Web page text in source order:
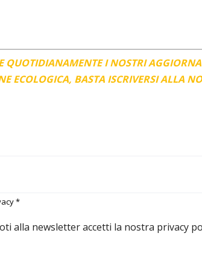
QUOTIDIANAMENTE I NOSTRI
ECOLOGICA, BASTA ISCRIVERSI ALLA
*
alla newsletter accetti la nostra privacy